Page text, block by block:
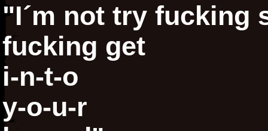
"I´m not try fucking
fucking get
i-n-t-o
y-o-u-r